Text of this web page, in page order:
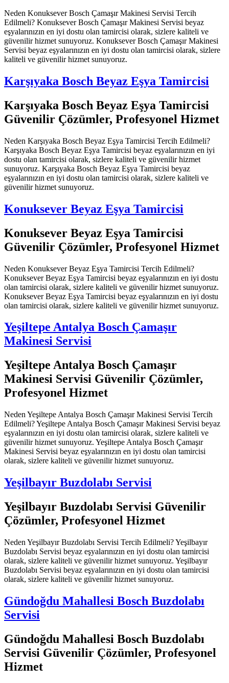
Neden Konuksever Bosch Çamaşır Makinesi Servisi Tercih
Edilmeli? Konuksever Bosch Çamaşır Makinesi Servisi beyaz
eşyalarınızın en iyi dostu olan tamircisi olarak, sizlere kaliteli ve
güvenilir hizmet sunuyoruz. Konuksever Bosch Çamaşır Makinesi
Servisi beyaz eşyalarınızın en iyi dostu olan tamircisi olarak, sizlere
kaliteli ve güvenilir hizmet sunuyoruz.
Karşıyaka Bosch Beyaz Eşya Tamircisi
Karşıyaka Bosch Beyaz Eşya Tamircisi
Güvenilir Çözümler, Profesyonel Hizmet
Neden Karşıyaka Bosch Beyaz Eşya Tamircisi Tercih Edilmeli?
Karşıyaka Bosch Beyaz Eşya Tamircisi beyaz eşyalarınızın en iyi
dostu olan tamircisi olarak, sizlere kaliteli ve güvenilir hizmet
sunuyoruz. Karşıyaka Bosch Beyaz Eşya Tamircisi beyaz
eşyalarınızın en iyi dostu olan tamircisi olarak, sizlere kaliteli ve
güvenilir hizmet sunuyoruz.
Konuksever Beyaz Eşya Tamircisi
Konuksever Beyaz Eşya Tamircisi
Güvenilir Çözümler, Profesyonel Hizmet
Neden Konuksever Beyaz Eşya Tamircisi Tercih Edilmeli?
Konuksever Beyaz Eşya Tamircisi beyaz eşyalarınızın en iyi dostu
olan tamircisi olarak, sizlere kaliteli ve güvenilir hizmet sunuyoruz.
Konuksever Beyaz Eşya Tamircisi beyaz eşyalarınızın en iyi dostu
olan tamircisi olarak, sizlere kaliteli ve güvenilir hizmet sunuyoruz.
Yeşiltepe Antalya Bosch Çamaşır
Makinesi Servisi
Yeşiltepe Antalya Bosch Çamaşır
Makinesi Servisi Güvenilir Çözümler,
Profesyonel Hizmet
Neden Yeşiltepe Antalya Bosch Çamaşır Makinesi Servisi Tercih
Edilmeli? Yeşiltepe Antalya Bosch Çamaşır Makinesi Servisi beyaz
eşyalarınızın en iyi dostu olan tamircisi olarak, sizlere kaliteli ve
güvenilir hizmet sunuyoruz. Yeşiltepe Antalya Bosch Çamaşır
Makinesi Servisi beyaz eşyalarınızın en iyi dostu olan tamircisi
olarak, sizlere kaliteli ve güvenilir hizmet sunuyoruz.
Yeşilbayır Buzdolabı Servisi
Yeşilbayır Buzdolabı Servisi Güvenilir
Çözümler, Profesyonel Hizmet
Neden Yeşilbayır Buzdolabı Servisi Tercih Edilmeli? Yeşilbayır
Buzdolabı Servisi beyaz eşyalarınızın en iyi dostu olan tamircisi
olarak, sizlere kaliteli ve güvenilir hizmet sunuyoruz. Yeşilbayır
Buzdolabı Servisi beyaz eşyalarınızın en iyi dostu olan tamircisi
olarak, sizlere kaliteli ve güvenilir hizmet sunuyoruz.
Gündoğdu Mahallesi Bosch Buzdolabı
Servisi
Gündoğdu Mahallesi Bosch Buzdolabı
Servisi Güvenilir Çözümler, Profesyonel
Hizmet